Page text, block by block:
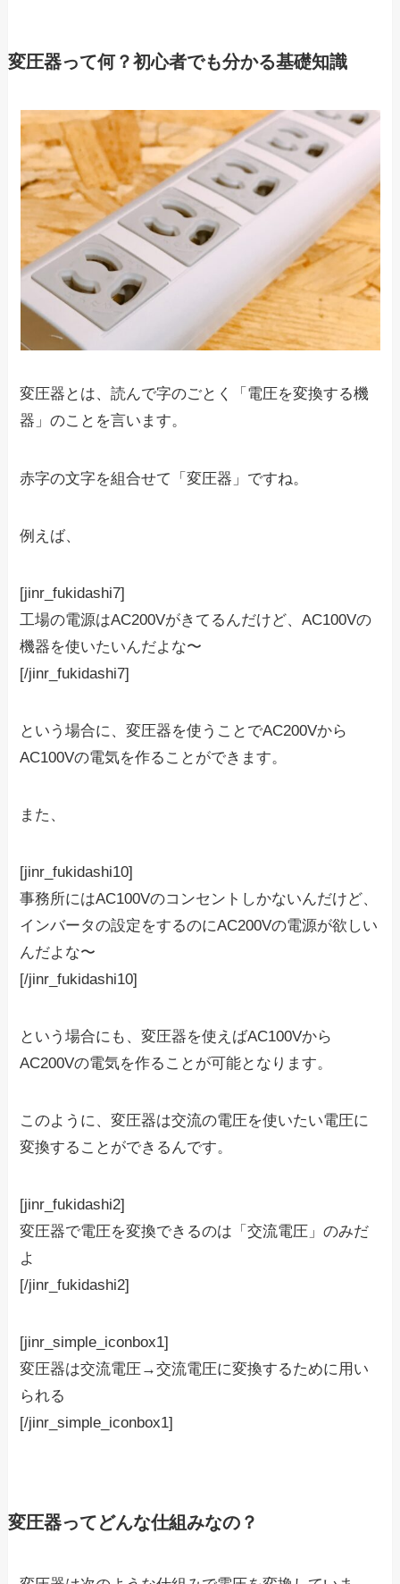
変圧器って何？初心者でも分かる基礎知識
変圧器とは、読んで字のごとく 「電圧を変換する機
器 」のことを言います。
赤字の文字を組合せて「変圧器」ですね。
例えば、
[jinr_fukidashi7]
工場の電源はAC200Vがきてるんだけど、AC100Vの
機器を使いたいんだよな〜
[/jinr_fukidashi7]
という場合に、変圧器を使うことでAC200Vから
AC100Vの電気を作ることができます。
また、
[jinr_fukidashi10]
事務所にはAC100Vのコンセントしかないんだけど、
インバータの設定をするのにAC200Vの電源が欲しい
んだよな〜
[/jinr_fukidashi10]
という場合にも、変圧器を使えばAC100Vから
AC200Vの電気を作ることが可能となります。
このように、変圧器は交流の電圧を使いたい電圧に
変換することができるんです。
[jinr_fukidashi2]
変圧器で電圧を変換できるのは「交流電圧」のみだ
よ
[/jinr_fukidashi2]
[jinr_simple_iconbox1]
変圧器は交流電圧→交流電圧に変換するために用い
られる
[/jinr_simple_iconbox1]
変圧器ってどんな仕組みなの？